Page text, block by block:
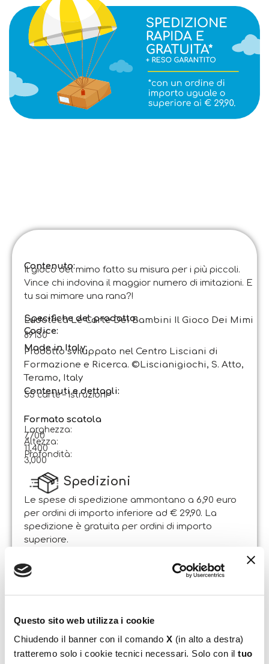
Questo sito web utilizza i cookie
Chiudendo il banner con il comando X (in alto a destra)
tratteremo solo i cookie tecnici necessari. Solo con il tuo
Contenuto:
Il gioco del mimo fatto su misura per i più piccoli.
Vince chi indovina il maggior numero di imitazioni. E
tu sai mimare una rana?!
Specifiche del prodotto:
Ludoteca Le Carte Dei Bambini Il Gioco Dei Mimi
Codice:
89130
Made in Italy:
Prodotto sviluppato nel Centro Lisciani di
Formazione e Ricerca. ©Liscianigiochi, S. Atto,
Teramo, Italy
Contenuti e dettagli:
55 carte – Istruzioni
Formato scatola
Larghezza:
7,700
Altezza:
11,400
Profondità:
3,000
Spedizioni
Le spese di spedizione ammontano a 6,90 euro
per ordini di importo inferiore ad € 29,90. La
spedizione è gratuita per ordini di importo
superiore.
Il pacco sarà spedito entro 1-2 giorni lavorativi
dalla data di ricezione dell’ordine. Sabato e
Resi
non oltre 14 giorni lavorativi dalla data di
ricevimento dei beni, attraverso lettera